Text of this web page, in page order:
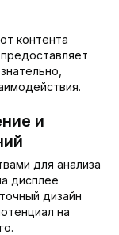
контента
и
для анализа
дисплее
дизайн
на